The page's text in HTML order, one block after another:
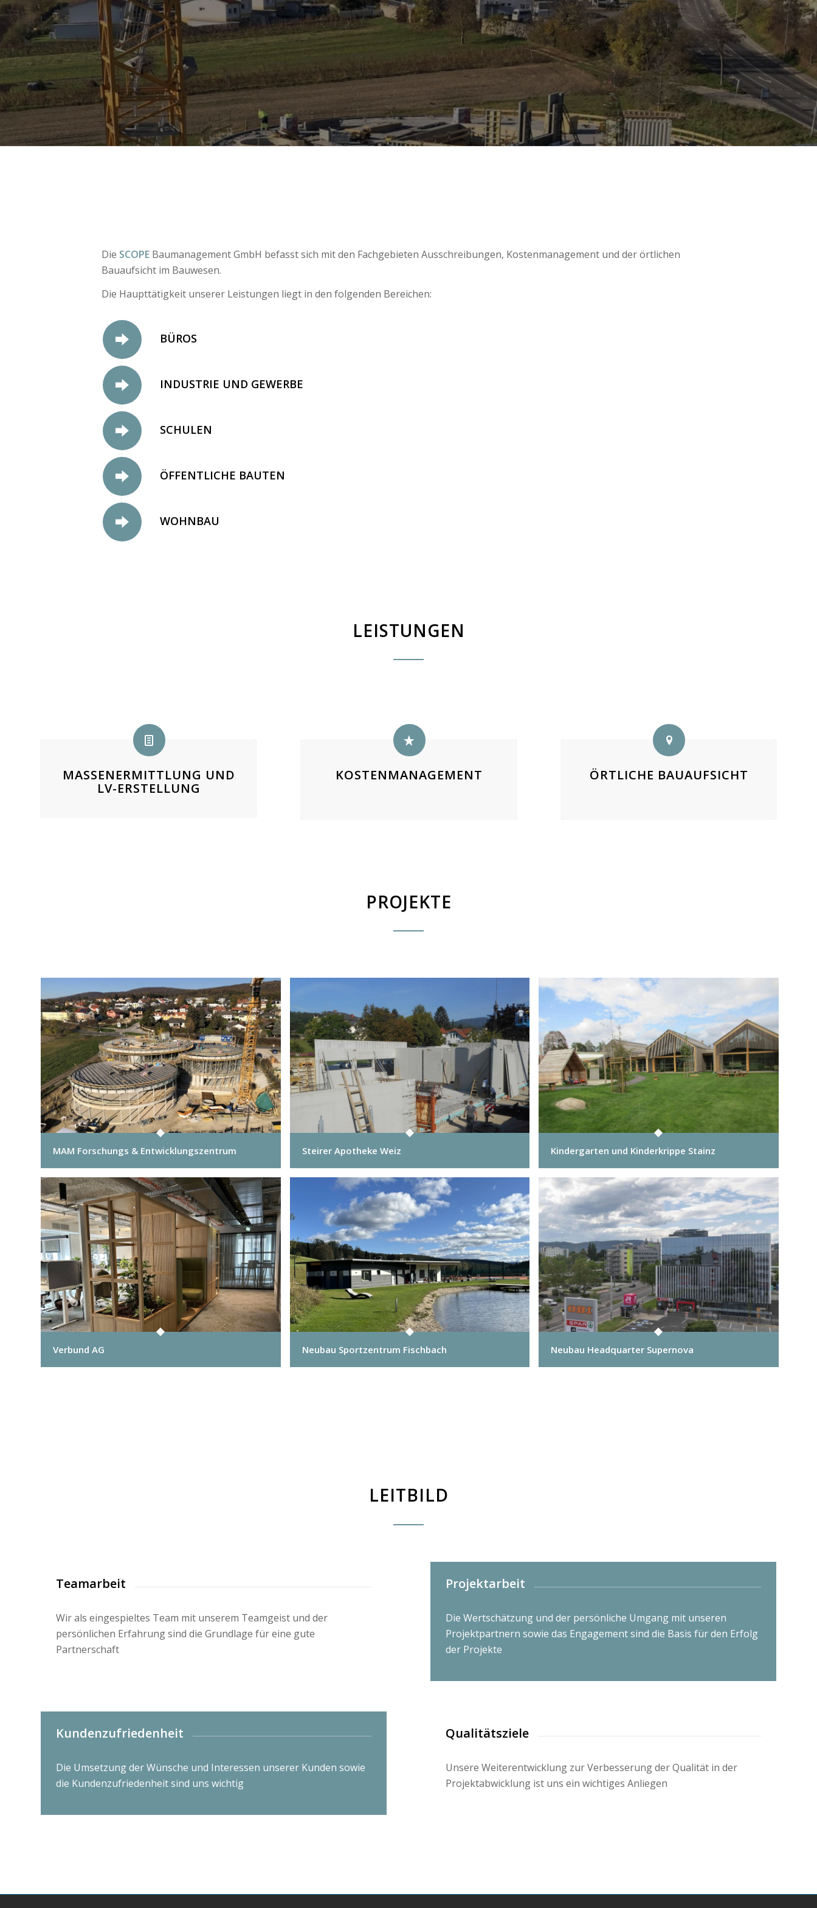
Die SCOPE Baumanagement GmbH befasst sich mit den Fachgebieten Ausschreibungen, Kostenmanagement und der örtlichen
Bauaufsicht im Bauwesen.
Die Haupttätigkeit unserer Leistungen liegt in den folgenden Bereichen:
BÜROS
INDUSTRIE UND GEWERBE
SCHULEN
ÖFFENTLICHE BAUTEN
WOHNBAU
LEISTUNGEN
MASSENERMITTLUNG UND
LV-ERSTELLUNG
KOSTENMANAGEMENT ÖRTLICHE BAUAUFSICHT
PROJEKTE
MAM Forschungs & Entwicklungszentrum Steirer Apotheke Weiz Kindergarten und Kinderkrippe Stainz
Verbund AG Neubau Sportzentrum Fischbach Neubau Headquarter Supernova
LEITBILD
Teamarbeit
Wir als eingespieltes Team mit unserem Teamgeist und der
persönlichen Erfahrung sind die Grundlage für eine gute
Partnerschaft
Projektarbeit
Die Wertschätzung und der persönliche Umgang mit unseren
Projektpartnern sowie das Engagement sind die Basis für den Erfolg
der Projekte
Kundenzufriedenheit
Die Umsetzung der Wünsche und Interessen unserer Kunden sowie
die Kundenzufriedenheit sind uns wichtig
Qualitätsziele
Unsere Weiterentwicklung zur Verbesserung der Qualität in der
Projektabwicklung ist uns ein wichtiges Anliegen